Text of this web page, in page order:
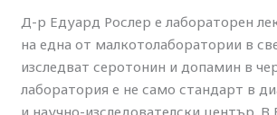
Д-р Едуард Рослер е лабораторен
на една от малкотолаборатории в
изследват серотонин и допамин в
лаборатория е не само стандарт в